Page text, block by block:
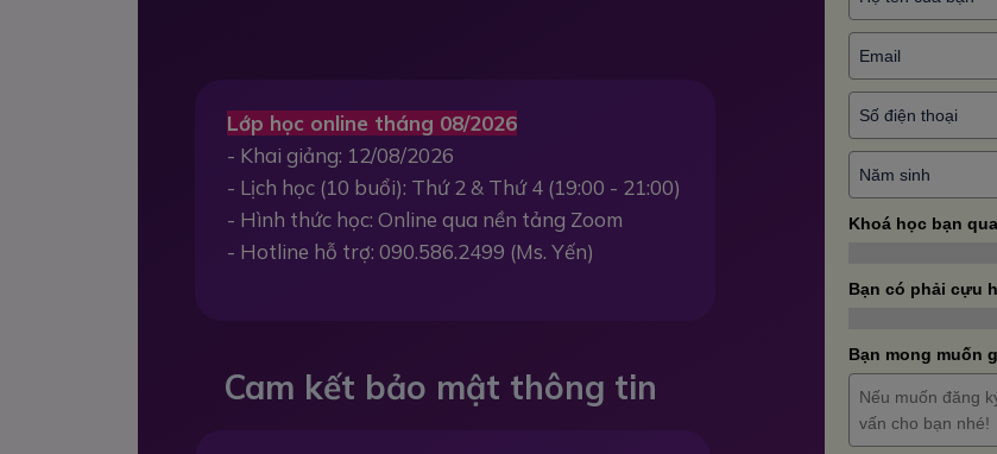
Khoá học bạn
Bạn có phải cựu
Bạn mong muốn
Lớp học online tháng 08/2026
- Khai giảng: 12/08/2026
- Lịch học (10 buổi): Thứ 2 & Thứ 4 (19:00 - 21:00)
- Hình thức học: Online qua nền tảng Zoom
- Hotline hỗ trợ: 090.586.2499 (Ms. Yến)
Cam kết bảo mật thông tin